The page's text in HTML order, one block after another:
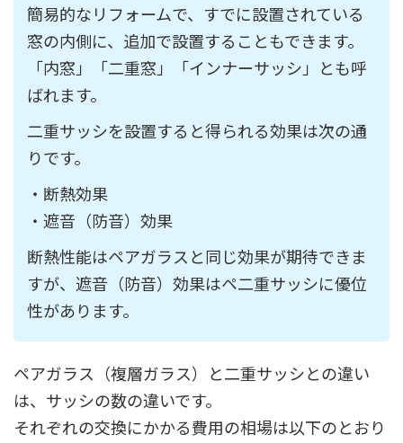
簡易的なリフォームで、すでに設置されている
窓の内側に、追加で設置することもできます。
「内窓」「二重窓」「インナーサッシ」とも呼
ばれます。
二重サッシを設置すると得られる効果は次の通
りです。
・断熱効果
・遮音（防音）効果
断熱性能はペアガラスと同じ効果が期待できま
すが、遮音（防音）効果はペ二重サッシに優位
性があります。
ペアガラス（複層ガラス）と二重サッシとの違い
は、サッシの数の違いです。
それぞれの交換にかかる費用の相場は以下のとおり